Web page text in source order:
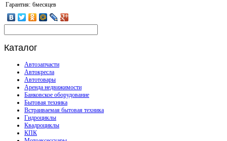
Гарантия: 6месяцев
Каталог
Автозапчасти
Автокресла
Автотовары
Аренда недвижимости
Банковское оборудование
Бытовая техника
Встраиваемая бытовая техника
Гидроциклы
Квадроциклы
КПК